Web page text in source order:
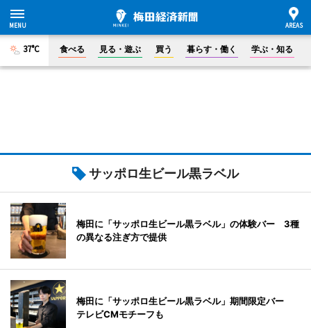
37°C 食べる 見る・遊ぶ 買う 暮らす・働く 学ぶ・知る
サッポロ生ビール黒ラベル
梅田に「サッポロ生ビール黒ラベル」の体験バー 3種
の異なる注ぎ方で提供
梅田に「サッポロ生ビール黒ラベル」期間限定バー
テレビCMモチーフも